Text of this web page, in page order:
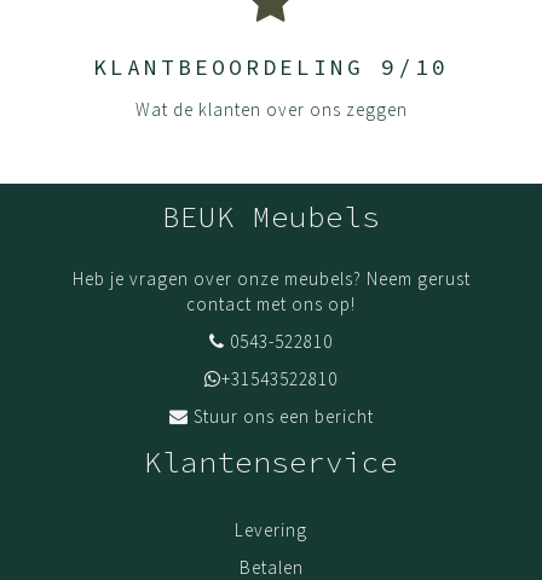
KLANTBEOORDELING 9/10
Wat de klanten over ons zeggen
BEUK Meubels
Heb je vragen over onze meubels? Neem gerust
contact met ons op!
0543-522810
+31543522810
Stuur ons een bericht
Klantenservice
Levering
Betalen